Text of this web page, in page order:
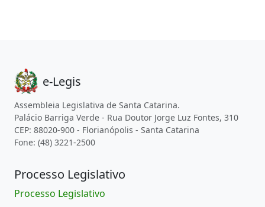
e-Legis
Assembleia Legislativa de Santa Catarina.
Palácio Barriga Verde - Rua Doutor Jorge Luz Fontes, 310
CEP: 88020-900 - Florianópolis - Santa Catarina
Fone: (48) 3221-2500
Processo Legislativo
Processo Legislativo